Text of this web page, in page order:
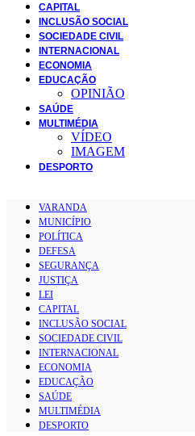
CAPITAL
INCLUSÃO SOCIAL
SOCIEDADE CIVIL
INTERNACIONAL
ECONOMIA
EDUCAÇÃO
OPINIÃO
SAÚDE
MULTIMÉDIA
VÍDEO
IMAGEM
DESPORTO
VARANDA
MUNICÍPIO
POLÍTICA
DEFESA
SEGURANÇA
JUSTIÇA
LEI
CAPITAL
INCLUSÃO SOCIAL
SOCIEDADE CIVIL
INTERNACIONAL
ECONOMIA
EDUCAÇÃO
SAÚDE
MULTIMÉDIA
DESPORTO